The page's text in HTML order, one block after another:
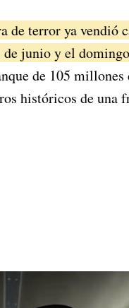
de terror ya vendió
junio y el
de 105 millones
históricos de una